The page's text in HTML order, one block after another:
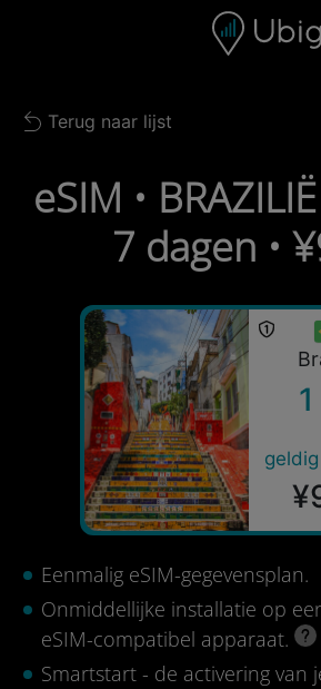
Navigatiebalk
Back to list
Terug naar lijst
eSIM •
7 dagen •
Eenmalig eSIM-gegevensplan.
Onmiddellijke installatie op
eSIM-compatibel apparaat.
Smartstart - de activering van